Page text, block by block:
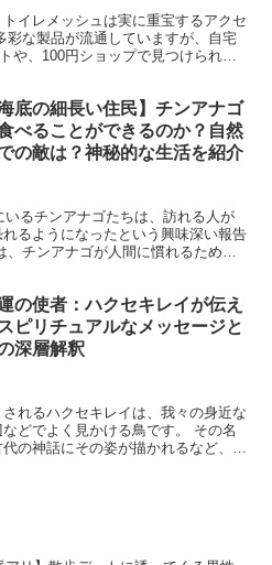
イレメッシュは実に重宝するアクセ
彩な製品が流通していますが、自宅
や、100円ショップで見つけられる
海底の細長い住民】チンアナゴ
べることができるのか？自然
の敵は？神秘的な生活を紹介
るチンアナゴたちは、訪れる人が
るようになったという興味深い報告
チンアナゴが人間に慣れるため
の使者：ハクセキレイが伝え
ピリチュアルなメッセージと
深層解釈
れるハクセキレイは、我々の身近な
どでよく見かける鳥です。 その名
の神話にその姿が描かれるなど、霊